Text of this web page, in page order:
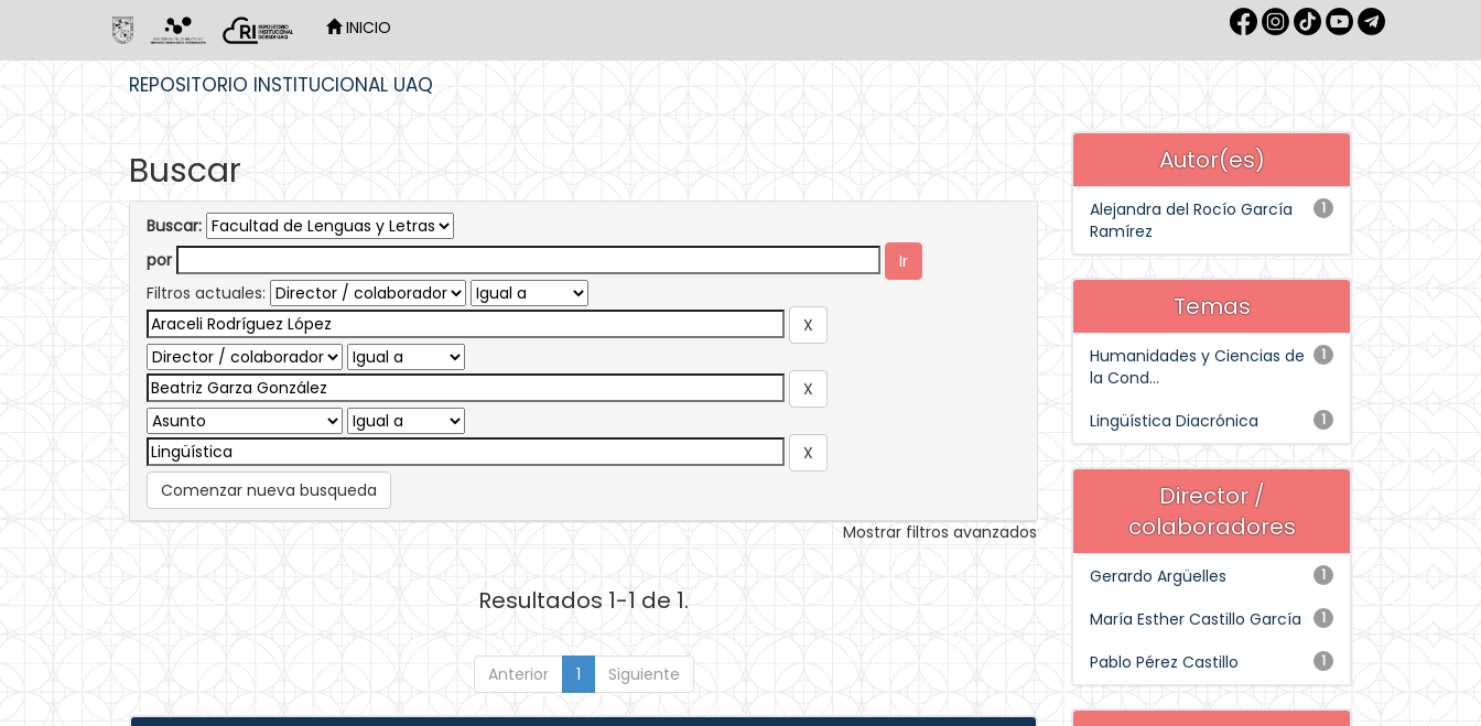
INICIO
REPOSITORIO INSTITUCIONAL UAQ
Buscar
Buscar:
por
Filtros actuales:
Comenzar nueva busqueda
Mostrar filtros avanzados
Resultados 1-1 de 1.
Anterior 1 Siguiente
Autor(es)
1
Alejandra del Rocío García
Ramírez
Temas
1
Humanidades y Ciencias de
la Cond...
1
Lingüística Diacrónica
Director /
colaboradores
1
Gerardo Argüelles
1
María Esther Castillo García
1
Pablo Pérez Castillo